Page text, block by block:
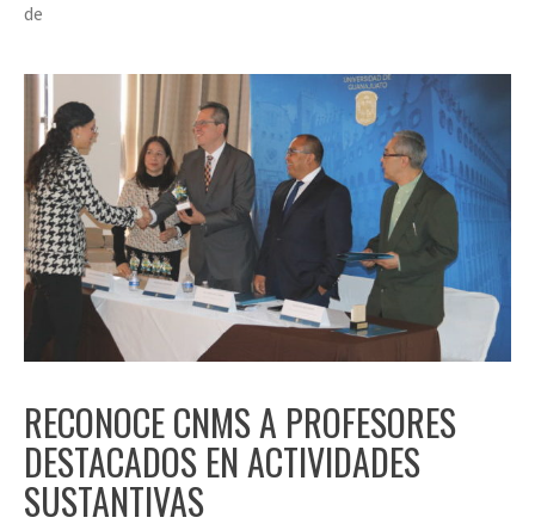
de
RECONOCE CNMS A PROFESORES
DESTACADOS EN ACTIVIDADES
SUSTANTIVAS